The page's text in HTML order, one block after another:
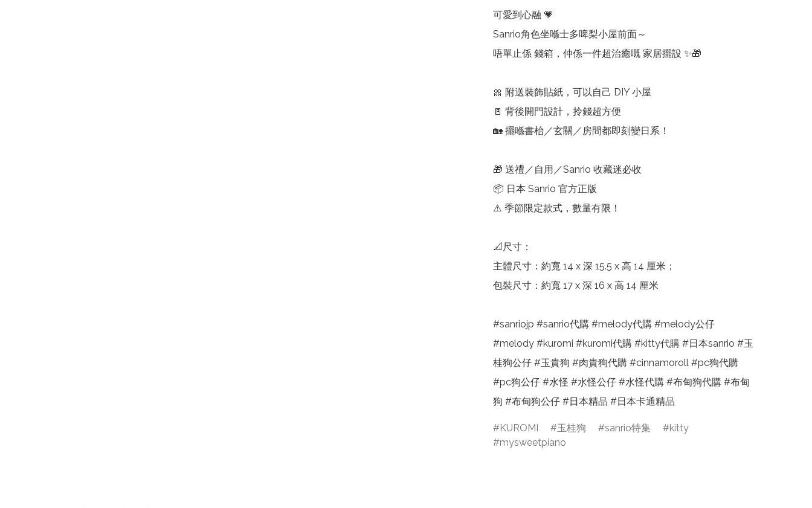
可愛到心融 💗
Sanrio角色坐喺士多啤梨小屋前面～
唔單止係 錢箱，仲係一件超治癒嘅 家居擺設 ✨🎁
🎀 附送裝飾貼紙，可以自己 DIY 小屋
🚪 背後開門設計，拎錢超方便
🏡 擺喺書枱／玄關／房間都即刻變日系！
🎁 送禮／自用／Sanrio 收藏迷必收
📦 日本 Sanrio 官方正版
⚠️ 季節限定款式，數量有限！
📐尺寸：
主體尺寸：約寬 14 x 深 15.5 x 高 14 厘米；
包裝尺寸：約寬 17 x 深 16 x 高 14 厘米
#sanriojp #sanrio代購 #melody代購 #melody公仔
#melody #kuromi #kuromi代購 #kitty代購 #日本sanrio #玉
桂狗公仔 #玉貴狗 #肉貴狗代購 #cinnamoroll #pc狗代購
#pc狗公仔 #水怪 #水怪公仔 #水怪代購 #布甸狗代購 #布甸
狗 #布甸狗公仔 #日本精品 #日本卡通精品
KUROMI 玉桂狗 sanrio特集
kitty
mysweetpiano